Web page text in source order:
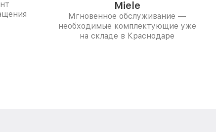
Miele
Мгновенное обслуживание —
необходимые комплектующие уже
на складе в Краснодаре